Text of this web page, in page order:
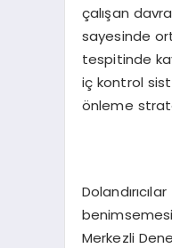
çalışan
sayesinde
tespitinde
iç kontrol
önleme
Merkezli